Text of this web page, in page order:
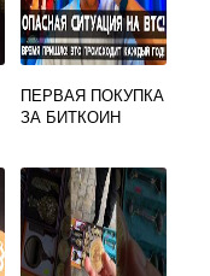
ПЕРВАЯ ПОКУПКА
ЗА БИТКОИН